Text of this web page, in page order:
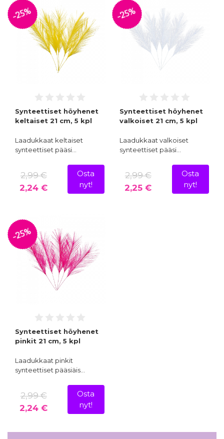
-25%
Synteettiset höyhenet
keltaiset 21 cm, 5 kpl
Laadukkaat keltaiset
synteettiset pääsi…
2,99 €
2,24 €
Osta
nyt!
-25%
Synteettiset höyhenet
valkoiset 21 cm, 5 kpl
Laadukkaat valkoiset
synteettiset pääsi…
2,99 €
2,25 €
Osta
nyt!
-25%
Synteettiset höyhenet
pinkit 21 cm, 5 kpl
Laadukkaat pinkit
synteettiset pääsiäis…
2,99 €
2,24 €
Osta
nyt!